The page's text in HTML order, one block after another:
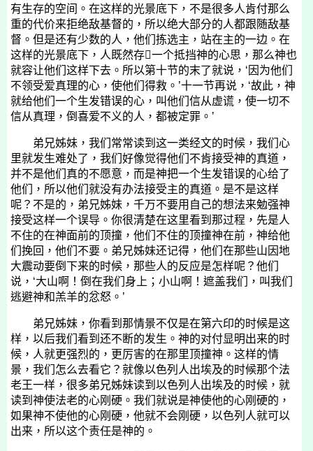
有生存的空间。在这样的光景底下，不是很多人肯付那么
重的代价来拒绝敌基督的，所以绝大部分的人都跟随敌基
督。但是还有少数的人，他们拣选主，站在主的一边。在
这样的光景底下，人既然存一个抵挡神的心思，那么神也
就容让他们这样下去。所以第十节的末了就说，‘因为他们
不领受爱真理的心，使他们得救。’十一节再说，‘故此，神
就给他们一个生发错误的心，叫他们信从虚谎，使一切不
信从真理，倒喜爱不义的人，都被定罪。’
弟兄姊妹，我们常常读到这一类经文的时候，我们心
里就发生难处了，我们好像觉得他们不肯接受神的真道，
并不是他们真的不愿意，而是神把一个生发错误的心给了
他们，所以他们就没有办法接受主的真道。是不是这样
呢？不是的，弟兄姊妹，千万不要用自己的想法来勉强神
接受这样一个误导。你很清楚在这里看到那过程，先是人
不住的在神面前的顶撞，他们不住的顶撞神在前，神给他
们挽回，他们不要。弟兄姊妹还记得，他们在那些山因地
大震动要倒下来的时候，那些人的反应是怎样呢？他们
说，‘大山啊！倒在我们身上；小山啊！遮盖我们，叫我们
逃避神和羔羊的忿怒。’
弟兄姊妹，你看到那情景不仅是在第六印的时候是这
样，以后我们看到还不断的发生。神的对付显明出来的时
候，人就更强烈的，更厉害的在那里顶撞神。这样的情
景，我们怎么去看它？就像以色列人出埃及的时候那个法
老王一样，很多弟兄姊妹读到以色列人出埃及的时候，就
读到神使法老的心刚硬。我们就说是神使他的心刚硬的，
如果神不使他的心刚硬，他就不会刚硬，以色列人就可以
出来，所以这个责任是神的。